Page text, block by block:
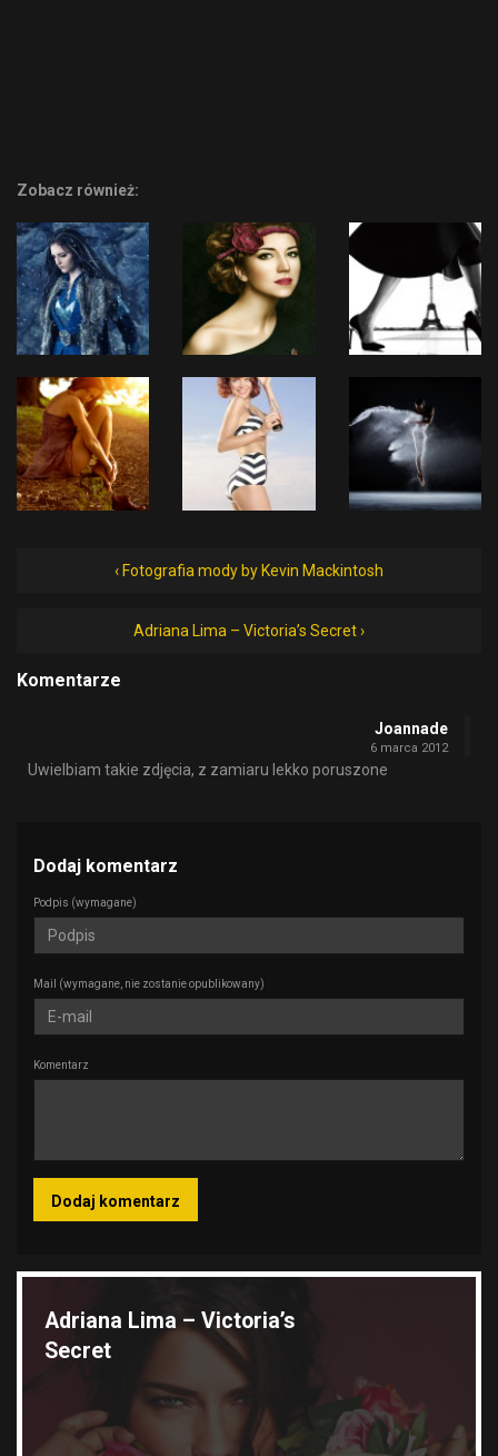
Zobacz również:
‹ Fotografia mody by Kevin Mackintosh
Adriana Lima – Victoria’s Secret ›
Komentarze
Joannade
6 marca 2012
Uwielbiam takie zdjęcia, z zamiaru lekko poruszone
Dodaj komentarz
Podpis (wymagane)
Mail (wymagane, nie zostanie opublikowany)
Komentarz
Adriana Lima – Victoria’s
Secret